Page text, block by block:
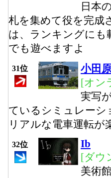
日本
札を集めて役を完成
は、ランキングにも
でも遊べますよ
31位
小田
[オン
実写
ているシミュレーシ
リアルな電車運転が
32位
Ib
[ダウ
美術